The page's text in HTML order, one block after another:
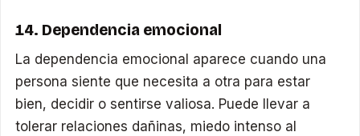
14. Dependencia emocional
La dependencia emocional aparece cuando una
persona siente que necesita a otra para estar
bien, decidir o sentirse valiosa. Puede llevar a
tolerar relaciones dañinas, miedo intenso al